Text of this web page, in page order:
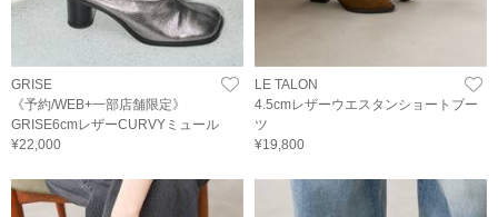
GRISE
《予約/WEB+一部店舗限定》
GRISE6cmレザーCURVYミュール
¥22,000
LE TALON
4.5cmレザーウエスタンショートブー
ツ
¥19,800